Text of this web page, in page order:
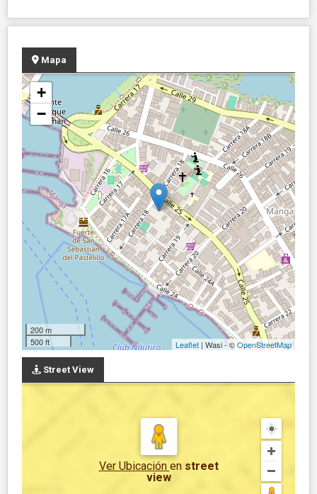
Mapa
+
−
200 m
500 ft
Leaflet | Wasi - ©OpenStreetMap
Street View
Ver Ubicación en street
view